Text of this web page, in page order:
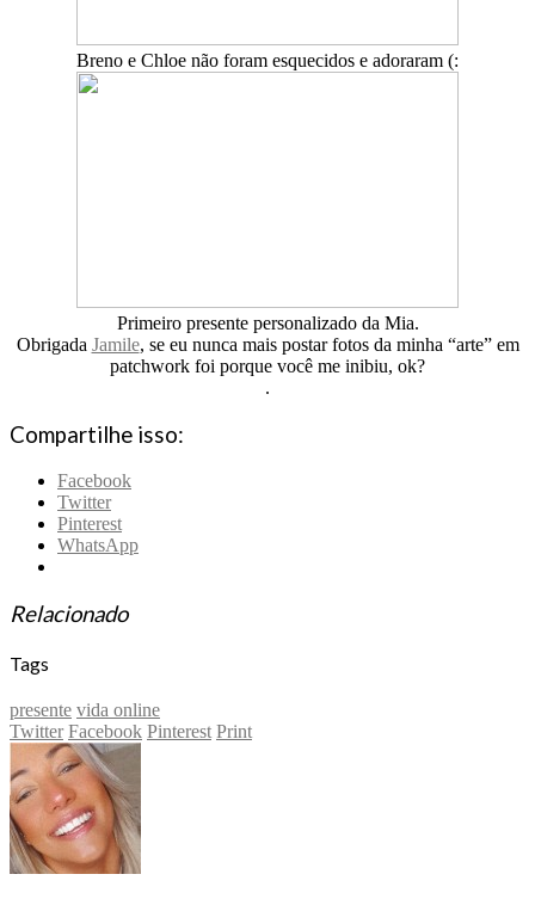
Breno e Chloe não foram esquecidos e adoraram (:
Primeiro presente personalizado da Mia.
Obrigada Jamile, se eu nunca mais postar fotos da minha “arte” em
patchwork foi porque você me inibiu, ok?
.
Compartilhe isso:
Facebook
Twitter
Pinterest
WhatsApp
Relacionado
Tags
presente vida online
Twitter Facebook Pinterest Print